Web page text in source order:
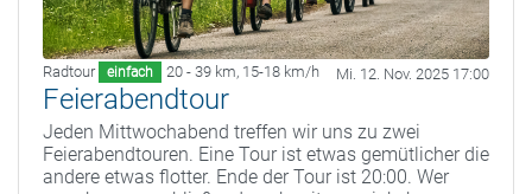
Radtour einfach 20 - 39 km, 15-18 km/h Mi. 12. Nov. 2025 17:00
Feierabendtour
Jeden Mittwochabend treffen wir uns zu zwei
Feierabendtouren. Eine Tour ist etwas gemütlicher die
andere etwas flotter. Ende der Tour ist 20:00. Wer